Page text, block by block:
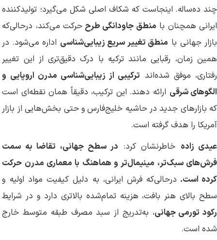
چند ده‌ساله. اینجاست که شکاف اصلی شکل می‌گیرد؛ تولیدکننده
ایرانی همچنان با منطق جاودانگی طرح حرکت می‌کند، درحالی‌که
بازار جهانی با منطق تغییر سریع زیبایی‌شناسی اداره می‌شود. در
همین زمان، رقبایی مانند ترکیه با درک دقیق‌تری از این تغییر
رفتاری، موفق شده‌اند ترکیبی از زیبایی‌شناسی مدرن اروپایی و
الگوهای شرقی ارائه دهند. این ترکیب، دقیقاً همان نقطه‌ای است
که بازارهای جدید در حاشیه خلیج‌فارس و حتی بخش‌هایی از بازار
آمریکا را هدف گرفته است.
عیدی زاده خاطرنشان کرد: در سطح جهانی، تقاضا به سمت
فرش‌های سبک‌تر، مینیمال‌تر و هماهنگ با معماری مدرن حرکت
کرده است. درحالی‌که فرش ایرانی، به دلیل کیفیت مواد اولیه و
سطح بالای هنر بافت، هزینه تمام‌شده بالاتری دارد و در شرایط
رکود تورمی جهانی، به‌تدریج از سبد مصرف طبقه متوسط خارج
شده است.